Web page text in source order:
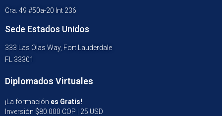
Cra. 49 #50a-20 Int 236
Sede Estados Unidos
333 Las Olas Way, Fort Lauderdale
FL 33301
Diplomados Virtuales
¡La formación es Gratis!
Inversión $80.000 COP | 25 USD